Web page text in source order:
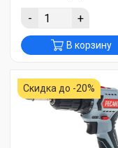
- +
В корзину
Скидка до -20%